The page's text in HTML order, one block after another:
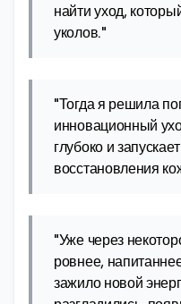
найти уход,
уколов."
"Тогда я решила
инновационный
глубоко и
восстановления
"Уже через
ровнее,
зажило новой